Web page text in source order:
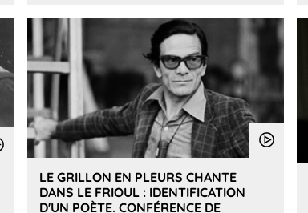
LE GRILLON EN PLEURS CHANTE
DANS LE FRIOUL : IDENTIFICATION
D'UN POÈTE. CONFÉRENCE DE